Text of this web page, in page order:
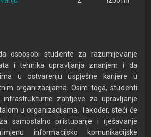
osposobi studente za razumijevanje
i tehnika upravljanja znanjem i da
u ostvarenju uspješne karijere u
organizacijama. Osim toga, studenti
zahtjeve za upravljanje
u organizacijama. Također, steći će
samostalno pristupanje i rješavanje
informacijsko komunikacijske